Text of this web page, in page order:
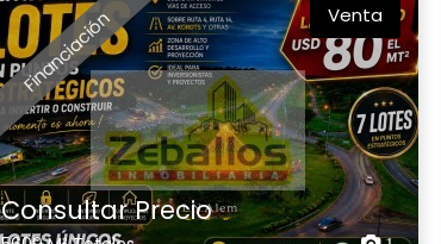
Financiación Venta
Consultar Precio